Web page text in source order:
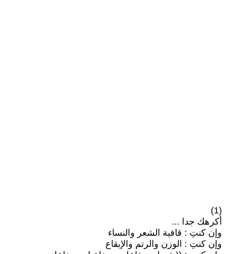
(1)
أكرهك جدا ...
وإن كنتِ : قافية الشعر والنساء
وإن كنتِ : الوزن والرتم والإيقاع